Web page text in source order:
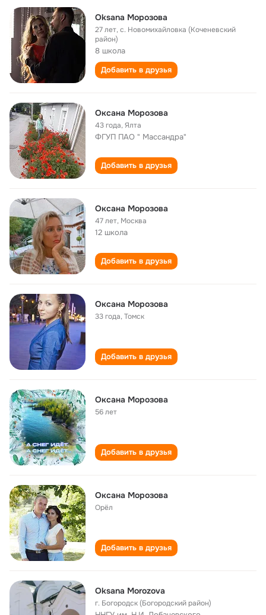
Oksana Морозова
27 лет,с. Новомихайловка (Коченевский
район)
8 школа
Добавить в друзья
Оксана Морозова
43 года,Ялта
ФГУП ПАО " Массандра"
Добавить в друзья
Оксана Морозова
47 лет, Москва
12 школа
Добавить в друзья
Оксана Морозова
33 года,Томск
Добавить в друзья
Оксана Морозова
56 лет
Добавить в друзья
Оксана Морозова
Орёл
Добавить в друзья
Oksana Morozova
г. Богородск (Богородский район)